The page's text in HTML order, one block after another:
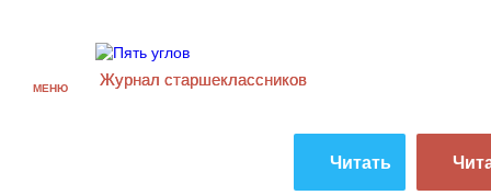
МЕНЮ Журнал старшекласcников
Читать